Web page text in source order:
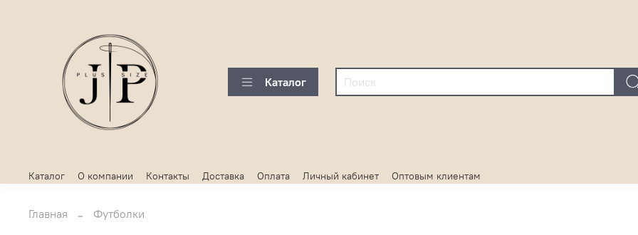
Каталог
Каталог О компании Контакты Доставка Оплата Личный кабинет Оптовым клиентам
Главная Футболки